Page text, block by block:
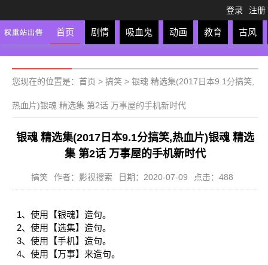
登录 注册
首页 剧情 吸血鬼 动画 教育 古风
轻松 校园 科幻 亲子 格斗 运动 恋爱 竞
您现在的位置是： 首页 > 搞笑 > 银魂 精选集(2017日本9.1分搞笑,
热血片)银魂 精选集 第2话 万事屋的手机新时代
银魂 精选集(2017日本9.1分搞笑,热血片)银魂 精选
集 第2话 万事屋的手机新时代
搞笑 作者：影视搜索 日期：2020-07-09 点击：488
1、使用【银魂】造句。
2、使用【选集】造句。
3、使用【手机】造句。
4、使用【万事】来造句。